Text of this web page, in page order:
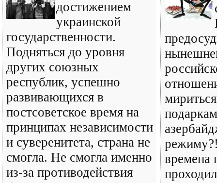
достижением
украинской
государственности.
Подняться до уровня
других союзных
республик, успешно
развивающихся в
постсоветское время на
принципах независимости
и суверенитета, страна не
смогла. Не смогла именно
из-за противодействия
времена